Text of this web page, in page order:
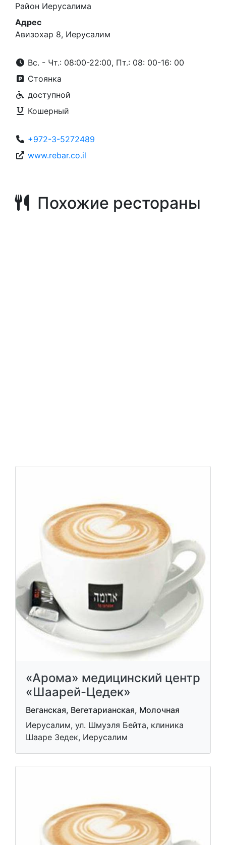
Район Иерусалима
Адрес
Авизохар 8, Иерусалим
Вс. - Чт.: 08:00-22:00, Пт.: 08: 00-16: 00
Стоянка
доступной
Кошерный
+972-3-5272489
www.rebar.co.il
Похожие рестораны
«Арома» медицинский центр
«Шаарей-Цедек»
Веганская, Вегетарианская, Молочная
Иерусалим, ул. Шмуэля Бейта, клиника
Шааре Зедек, Иерусалим